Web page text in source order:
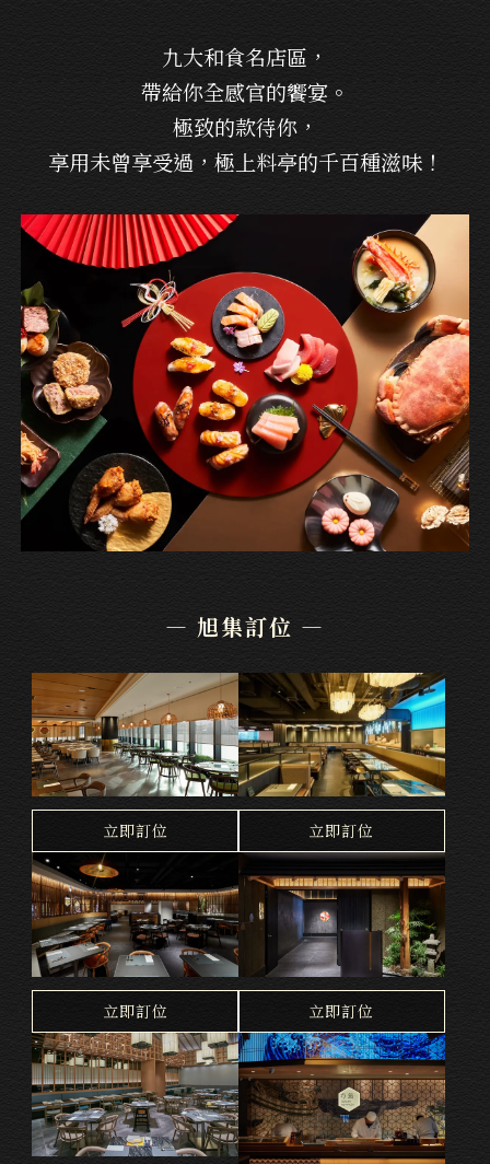
九大和食名店區，
帶給你全感官的饗宴。
極致的款待你，
享用未曾享受過，極上料亭的千百種滋味！
— 旭集訂位 —
台北信義店立即訂位
台北微風廣場店
立即訂位
台北天母店立即訂位 桃園中茂店立即訂位